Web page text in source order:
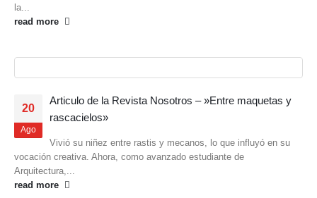
la...
read more
20
Ago
Articulo de la Revista Nosotros – »Entre maquetas y
rascacielos»
Vivió su niñez entre rastis y mecanos, lo que influyó en su
vocación creativa. Ahora, como avanzado estudiante de
Arquitectura,...
read more